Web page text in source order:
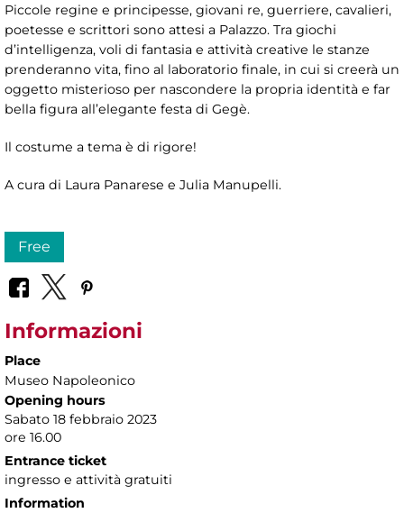
Piccole regine e principesse, giovani re, guerriere, cavalieri,
poetesse e scrittori sono attesi a Palazzo. Tra giochi
d’intelligenza, voli di fantasia e attività creative le stanze
prenderanno vita, fino al laboratorio finale, in cui si creerà un
oggetto misterioso per nascondere la propria identità e far
bella figura all’elegante festa di Gegè.
Il costume a tema è di rigore!
A cura di Laura Panarese e Julia Manupelli.
Free
Informazioni
Place
Museo Napoleonico
Opening hours
Sabato 18 febbraio 2023
ore 16.00
Entrance ticket
ingresso e attività gratuiti
Information